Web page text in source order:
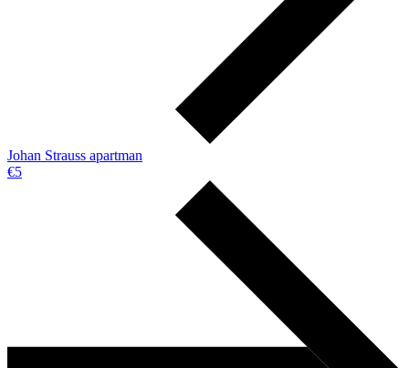
Johan Strauss apartman
€5